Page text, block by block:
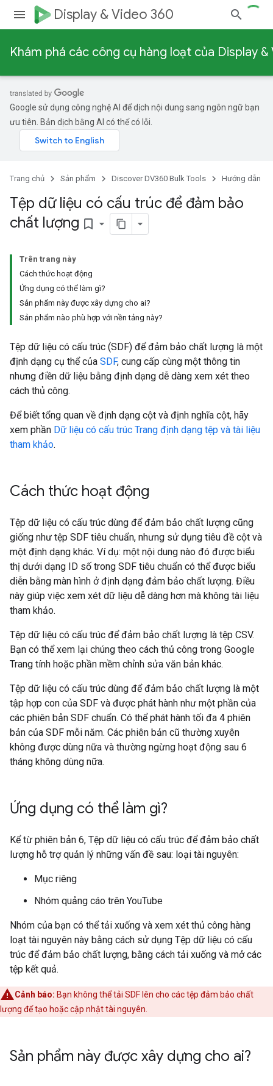
Display & Video 360
Khám phá các công cụ hàng loạt của Display &
Google sử dụng công nghệ AI để dịch nội dung sang ngôn ngữ bạn
ưu tiên. Bản dịch bằng AI có thể có lỗi.
Trang chủ Sản phẩm Discover DV360 Bulk Tools Hướng dẫn
Tệp dữ liệu có cấu trúc để đảm bảo
chất lượng bookmark_border
Trên trang này
Cách thức hoạt động
Ứng dụng có thể làm gì?
Sản phẩm này được xây dựng cho ai?
Sản phẩm nào phù hợp với nền tảng này?
Tệp dữ liệu có cấu trúc (SDF) để đảm bảo chất lượng là một
định dạng cụ thể của SDF, cung cấp cùng một thông tin
nhưng điền dữ liệu bằng định dạng dễ dàng xem xét theo
cách thủ công.
Để biết tổng quan về định dạng cột và định nghĩa cột, hãy
xem phần Dữ liệu có cấu trúc Trang định dạng tệp và tài liệu
tham khảo.
Cách thức hoạt động
Tệp dữ liệu có cấu trúc dùng để đảm bảo chất lượng cũng
giống như tệp SDF tiêu chuẩn, nhưng sử dụng tiêu đề cột và
một định dạng khác. Ví dụ: một nội dung nào đó được biểu
thị dưới dạng ID số trong SDF tiêu chuẩn có thể được biểu
diễn bằng màn hình ở định dạng đảm bảo chất lượng. Điều
này giúp việc xem xét dữ liệu dễ dàng hơn mà không tài liệu
tham khảo.
Tệp dữ liệu có cấu trúc để đảm bảo chất lượng là tệp CSV.
Bạn có thể xem lại chúng theo cách thủ công trong Google
Trang tính hoặc phần mềm chỉnh sửa văn bản khác.
Tệp dữ liệu có cấu trúc dùng để đảm bảo chất lượng là một
tập hợp con của SDF và được phát hành như một phần của
các phiên bản SDF chuẩn. Có thể phát hành tối đa 4 phiên
bản của SDF mỗi năm. Các phiên bản cũ thường xuyên
không được dùng nữa và thường ngừng hoạt động sau 6
tháng không dùng nữa.
Ứng dụng có thể làm gì?
Kể từ phiên bản 6, Tệp dữ liệu có cấu trúc để đảm bảo chất
lượng hỗ trợ quản lý những vấn đề sau: loại tài nguyên:
Mục riêng
Nhóm quảng cáo trên YouTube
Nhóm của bạn có thể tải xuống và xem xét thủ công hàng
loạt tài nguyên này bằng cách sử dụng Tệp dữ liệu có cấu
trúc để đảm bảo chất lượng, bằng cách tải xuống và mở các
tệp kết quả.
Cảnh báo: Bạn không thể tải SDF lên cho các tệp đảm bảo chất
lượng để tạo hoặc cập nhật tài nguyên.
Sản phẩm này được xây dựng cho ai?